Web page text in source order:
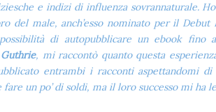
e indizi di influenza sovrannaturale.
del male, anch’esso nominato per il Debut
di autopubblicare un ebook fino
, mi raccontò quanto questa
entrambi i racconti aspettandomi
fare un po’ di soldi, ma il loro successo mi ha